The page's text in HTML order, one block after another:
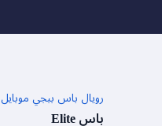
رويال باس ببجي موبايل
باس Elite